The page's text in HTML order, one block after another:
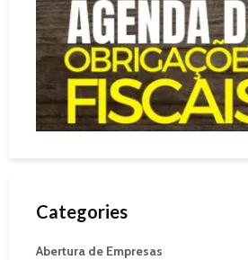
Categories
Abertura de Empresas